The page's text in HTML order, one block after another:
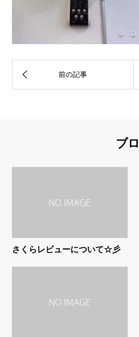
ブ
さくらレビューについて☆彡